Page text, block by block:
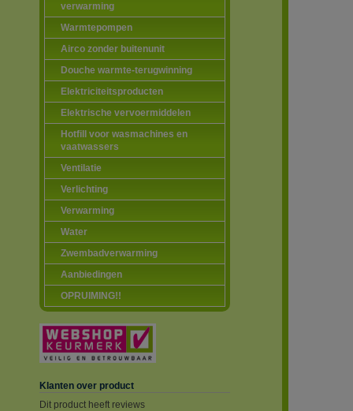
verwarming
Warmtepompen
Airco zonder buitenunit
Douche warmte-terugwinning
Elektriciteitsproducten
Elektrische vervoermiddelen
Hotfill voor wasmachines en
vaatwassers
Ventilatie
Verlichting
Verwarming
Water
Zwembadverwarming
Aanbiedingen
OPRUIMING!!
Klanten over product
Dit product heeft reviews